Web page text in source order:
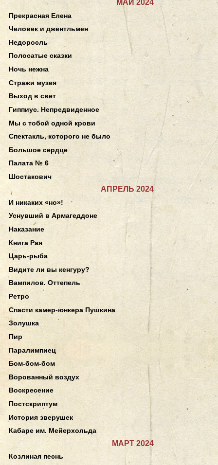
МАЙ 2024
Прекрасная Елена
Человек и джентльмен
Недоросль
Полосатые сказки
Ночь нежна
Стражи музея
Выход в свет
Гиппиус. Непредвиденное
Мы с тобой одной крови
Спектакль, которого не было
Большое сердце
Палата № 6
Шостакович
АПРЕЛЬ 2024
И никаких «но»!
Уснувший в Армагеддоне
Наказание
Книга Рая
Царь-рыба
Видите ли вы кенгуру?
Вампилов. Оттепель
Ретро
Спасти камер-юнкера Пушкина
Золушка
Пир
Паралимпиец
Бом-бом-бом
Ворованный воздух
Воскресение
Постскриптум
История зверушек
Кабаре им. Мейерхольда
МАРТ 2024
Козлиная песнь